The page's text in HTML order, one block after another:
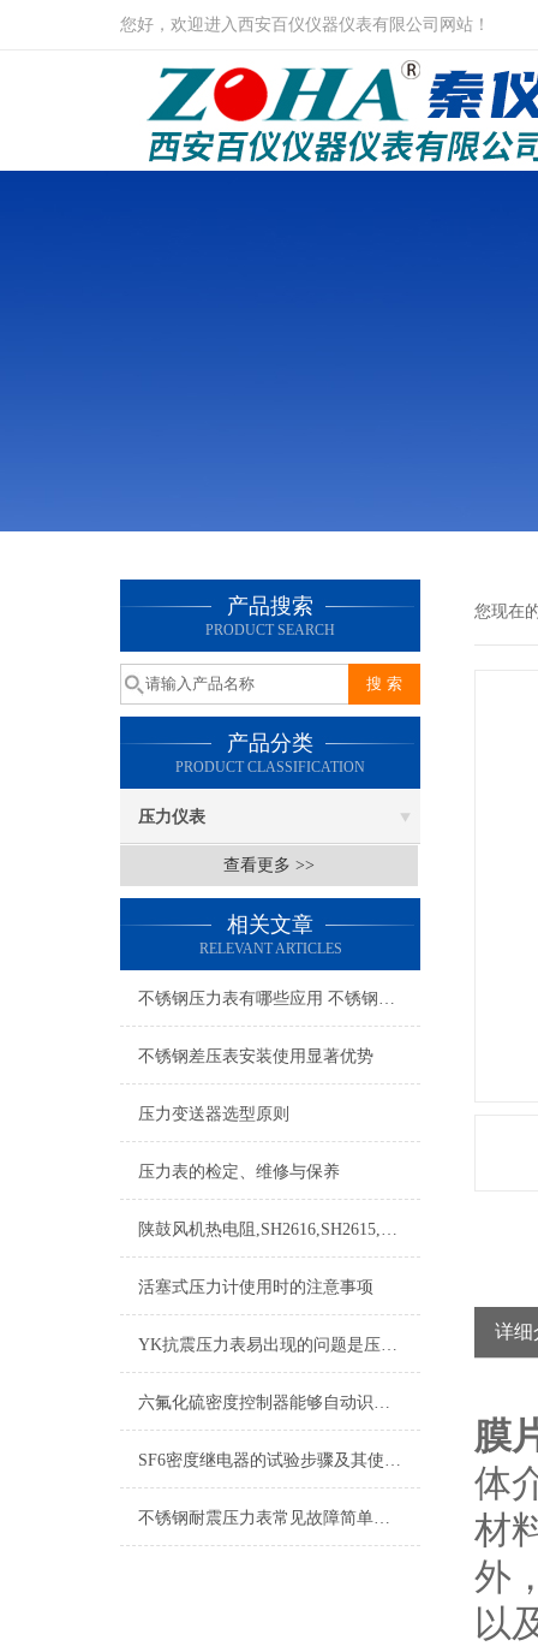
您好，欢迎进入西安百仪仪器仪表有限公司网站！
产品搜索
PRODUCT SEARCH
产品分类
PRODUCT CLASSIFICATION
压力仪表
查看更多 >>
相关文章
RELEVANT ARTICLES
不锈钢压力表有哪些应用 不锈钢压力表的选择方法
不锈钢差压表安装使用显著优势
压力变送器选型原则
压力表的检定、维修与保养
陕鼓风机热电阻,SH2616,SH2615,SH2620,SH2621
活塞式压力计使用时的注意事项
YK抗震压力表易出现的问题是压力指示不准
六氟化硫密度控制器能够自动识别异常情况并发出报警信号
SF6密度继电器的试验步骤及其使用注意事项
不锈钢耐震压力表常见故障简单分析，本文了解
您现在
详细
膜
体
材
外
以